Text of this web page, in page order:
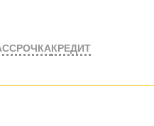
КРЕДИТ